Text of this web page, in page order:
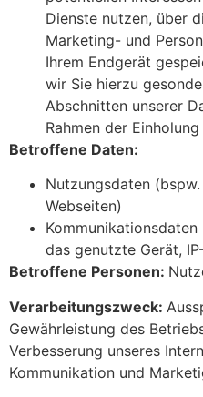
Dienste nutzen, über
Marketing- und
Ihrem Endgerät
wir Sie hierzu
Abschnitten unserer
Rahmen der
Betroffene Daten:
Nutzungsdaten
Webseiten)
das genutzte Gerät,
Betroffene Personen:
Verarbeitungszweck:
Gewährleistung des
Verbesserung unseres
Kommunikation und